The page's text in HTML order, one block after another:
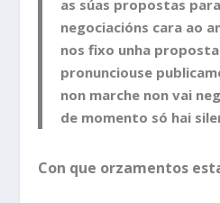
as súas propostas
negociacións cara ao
nos fixo unha proposta
pronunciouse
non marche non vai
de momento só hai
Con que orzamentos